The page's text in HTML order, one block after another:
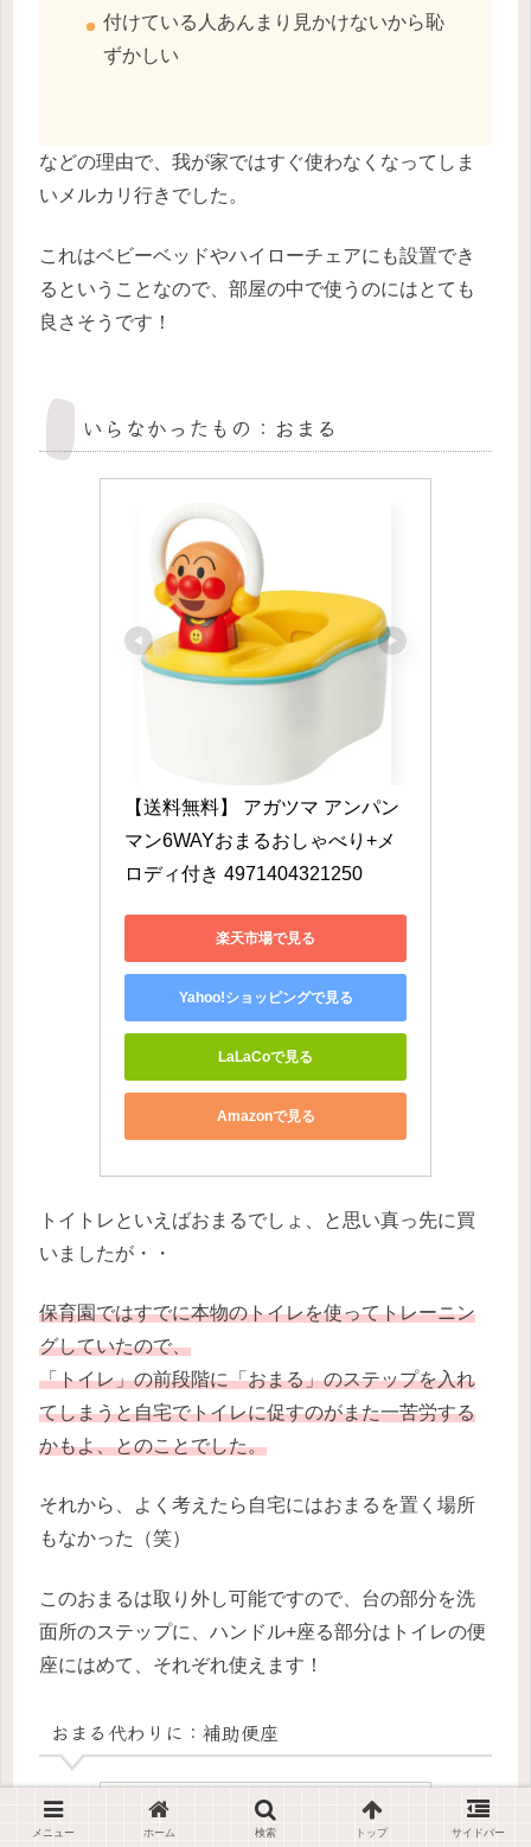
付けている人あんまり見かけないから恥
ずかしい
などの理由で、我が家ではすぐ使わなくなってしま
いメルカリ行きでした。
これはベビーベッドやハイローチェアにも設置でき
るということなので、部屋の中で使うのにはとても
良さそうです！
いらなかったもの：おまる
【送料無料】 アガツマ アンパン
マン6WAYおまるおしゃべり+メ
ロディ付き 4971404321250
楽天市場で見る
Yahoo!ショッピングで見る
LaLaCoで見る
Amazonで見る
トイトレといえばおまるでしょ、と思い真っ先に買
いましたが・・
保育園ではすでに本物のトイレを使ってトレーニン
グしていたので、
「トイレ」の前段階に「おまる」のステップを入れ
てしまうと自宅でトイレに促すのがまた一苦労する
かもよ、とのことでした。
それから、よく考えたら自宅にはおまるを置く場所
もなかった（笑）
このおまるは取り外し可能ですので、台の部分を洗
面所のステップに、ハンドル+座る部分はトイレの便
座にはめて、それぞれ使えます！
おまる代わりに：補助便座
メニュー ホーム 検索 トップ サイドバー